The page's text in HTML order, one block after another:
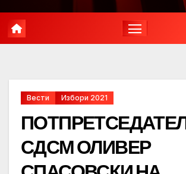
Вести Избори 2021
СДСМ ОЛИВЕР